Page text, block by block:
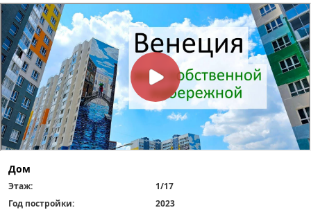
Дом
Этаж:
1/17
Год постройки:
2023